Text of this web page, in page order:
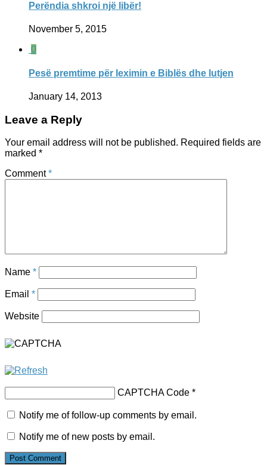
Perëndia shkroi një libër!
November 5, 2015
0
Pesë premtime për leximin e Biblës dhe lutjen
January 14, 2013
Leave a Reply
Your email address will not be published. Required fields are
marked *
Comment*
Name *
Email *
Website
CAPTCHA Code *
Notify me of follow-up comments by email.
Notify me of new posts by email.